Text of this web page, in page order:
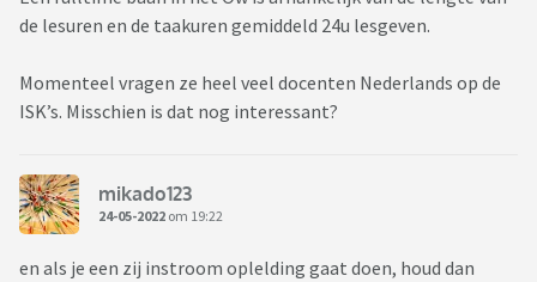
de lesuren en de taakuren gemiddeld 24u lesgeven.
Momenteel vragen ze heel veel docenten Nederlands op de
ISK’s. Misschien is dat nog interessant?
mikado123
24-05-2022 om 19:22
en als je een zij instroom oplelding gaat doen, houd dan